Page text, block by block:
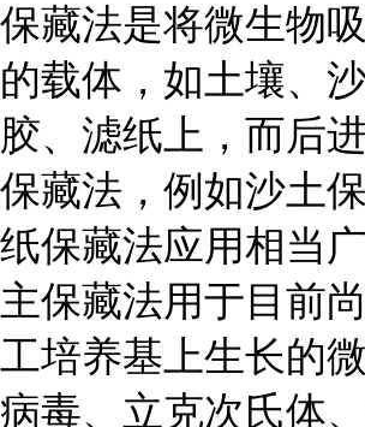
保藏法是将微生物
的载体，如土壤、
胶、滤纸上，而后
保藏法，例如沙土
纸保藏法应用相当广
主保藏法用于目前
工培养基上生长的
病毒、立克次氏体